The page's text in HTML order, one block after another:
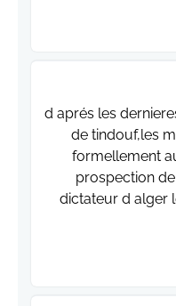
d aprés les
de tindouf,les
formellement
prospection
dictateur d alger